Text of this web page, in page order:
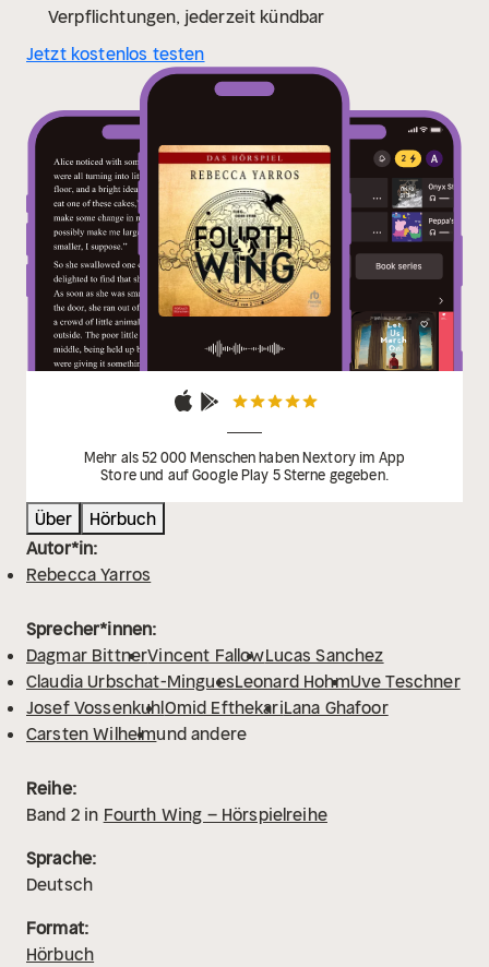
zwei Auswege: einen Abschluss machen oder
mit einer kompletten Hörspiel-Besetzung, immersiven
Soundeffekten und filmischer Musik!
Achim
Barrenstein, Bastian Sierich, Ben Wilson, Carsten
Wilhelm, Chiara Haurand, Christian Hanreich, Claudia
Urbschat-Mingues, Dagmar Bittner, Dirk Hardegen,
Doreaux Zwetkow, Felix Holm, Henrike Tönnes, Jakob
Seel, Jan Enkmann, Jo Jung, Josef Vossenkuhl,
Josephine Hochbruck, Kaja Sesterhenn, Kassandra
Wedel, Lana Ghafoor, Lea Varduli, Leonard Hohm, Lisa
Wittemer, Lucas Sanchez, Marco Sven Reinbold,
Marlen Ulonska, Martin Kuupa, Martin Schülke, Michael
A. Grimm, Moretta McLean, Omid Efthekari, Peter
Sebastian Fischer, Sebastian Pappenberger, Sebastian
Waldemer, Steffen Rössler, Susanna Cuda, Tobias
Baum, Ursula Berlinghof, Uve Teschner, Vaile Fuchs,
Vincent Fallow, Viola Müller, Yannick Forstenhäusler
Verpflichtungen, jederzeit kündbar
Jetzt kostenlos testen
Mehr als 52 000 Menschen haben Nextory im App
Store und auf Google Play 5 Sterne gegeben.
Über
Hörbuch
Autor*in:
Rebecca Yarros
Sprecher*innen:
Dagmar BittnerVincent FallowLucas Sanchez
Claudia Urbschat-MinguesLeonard HohmUve Teschner
Josef VossenkuhlOmid EfthekariLana Ghafoor
Carsten Wilhelmund andere
Reihe:
Band 2in Fourth Wing – Hörspielreihe
Sprache:
Deutsch
Format:
Hörbuch